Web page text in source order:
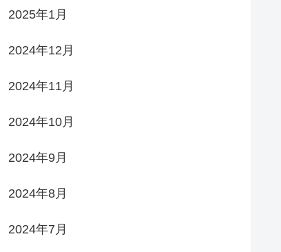
2025年1月
2024年12月
2024年11月
2024年10月
2024年9月
2024年8月
2024年7月